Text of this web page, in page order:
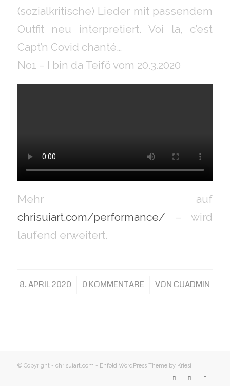
(sozialkritische) Lieder mit passendem
Outfit neu interpretiert. Voi la, c’est
Capt’n Covid chanté…
No1 – I bin da Teifö vom 20.3.2020
Mehr auf
chrisuiart.com/performance/ – wird
laufend erweitert.
8. APRIL 2020
/ 0 KOMMENTARE
/ VON CUADMIN
© Copyright - chrisuiart.com - Enfold WordPress Theme by Kriesi